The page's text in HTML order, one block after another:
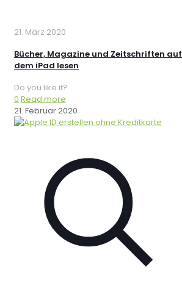
21. März 2020
Bücher, Magazine und Zeitschriften auf
dem iPad lesen
Do you like it?
0 Read more
21. Februar 2020